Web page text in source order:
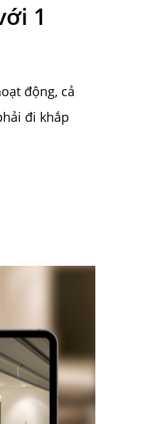
1
động, cả
đi khắp